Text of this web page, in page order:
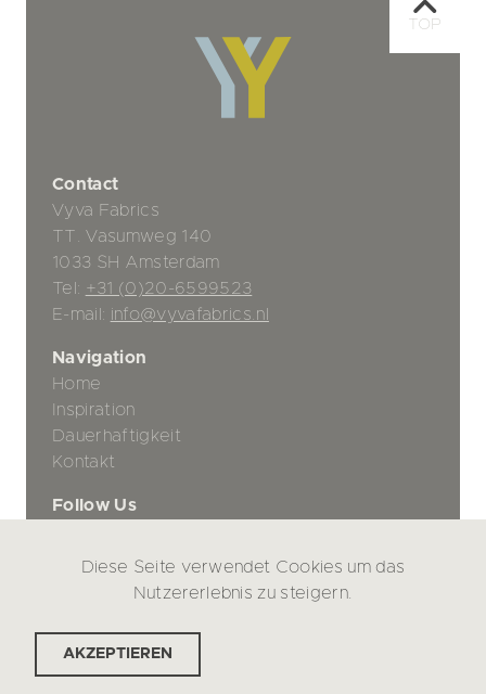
Contact
Vyva Fabrics
TT. Vasumweg 140
1033 SH Amsterdam
Tel: +31 (0)20-6599523
E-mail: info@vyvafabrics.nl
Navigation
Home
Inspiration
Dauerhaftigkeit
Kontakt
Follow Us
Datenschutz-Bestimmungen
TOP
Diese Seite verwendet Cookies um das
Nutzererlebnis zu steigern.
AKZEPTIEREN